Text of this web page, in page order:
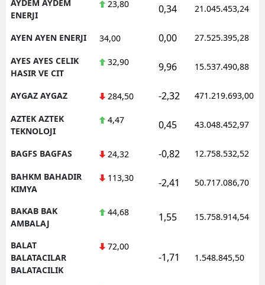
AYDEM AYDEM
ENERJI
23,80 0,34 21.045.453,24
AYEN AYEN ENERJI 34,00 0,00 27.525.395,28
AYES AYES CELIK
HASIR VE CIT
32,90 9,96 15.537.490,88
AYGAZ AYGAZ 284,50 -2,32 471.219.693,00
AZTEK AZTEK
TEKNOLOJI
4,47 0,45 43.048.452,97
BAGFS BAGFAS 24,32 -0,82 12.758.532,52
BAHKM BAHADIR
KIMYA
113,30 -2,41 50.717.086,70
BAKAB BAK
AMBALAJ
44,68 1,55 15.758.914,54
BALAT
BALATACILAR
BALATACILIK
72,00
-1,71 1.548.845,50